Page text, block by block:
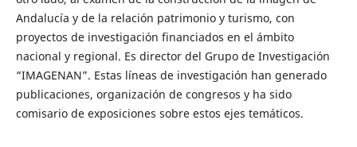
Andalucía y de la relación patrimonio y turismo, con
proyectos de investigación financiados en el ámbito
nacional y regional. Es director del Grupo de Investigación
“IMAGENAN”. Estas líneas de investigación han generado
publicaciones, organización de congresos y ha sido
comisario de exposiciones sobre estos ejes temáticos.